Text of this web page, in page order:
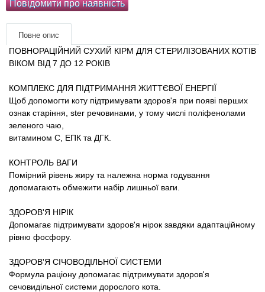
Повідомити про наявність
Повне опис
ПОВНОРАЦІЙНИЙ СУХИЙ КІРМ ДЛЯ СТЕРИЛІЗОВАНИХ КОТІВ
ВІКОМ ВІД 7 ДО 12 РОКІВ
КОМПЛЕКС ДЛЯ ПІДТРИМАННЯ ЖИТТЄВОЇ ЕНЕРГІЇ
Щоб допомогти коту підтримувати здоров'я при появі перших
ознак старіння, ster речовинами, у тому числі поліфенолами
зеленого чаю,
витамином С, ЕПК та ДГК.
КОНТРОЛЬ ВАГИ
Помірний рівень жиру та належна норма годування
допомагають обмежити набір лишньої ваги.
ЗДОРОВ'Я НІРІК
Допомагає підтримувати здоров'я нірок завдяки адаптаційному
рівню фосфору.
ЗДОРОВ'Я СІЧОВОДІЛЬНОЇ СИСТЕМИ
Формула раціону допомагає підтримувати здоров'я
сечовидільної системи дорослого кота.
Післяопераційні засоби та витратні
матеріали
Подарункові сертифікати
Товари для гризунів
Товари для коней
Товари для людей
Популярні зоотоварі
Архів / Знято з виробництва